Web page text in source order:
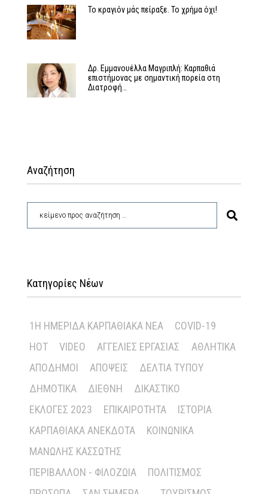
Το κραγιόν μάς πείραξε. Το χρήμα όχι!
Δρ. Εμμανουέλλα Μαγριπλή: Καρπαθιά
επιστήμονας με σημαντική πορεία στη
Διατροφή…
Αναζήτηση
Κατηγορίες Νέων
1Η ΗΜΕΡΊΔΑ ΚΑΡΠΑΘΙΑΚΆ ΝΈΑ
COVID-19
HOT
VIDEO ΑΓΓΕΛΊΕΣ ΕΡΓΑΣΊΑΣ
ΑΘΛΗΤΙΚΆ
ΑΠΌΔΗΜΟΙ
ΑΠΌΨΕΙΣ
ΔΕΛΤΊΑ ΤΎΠΟΥ
ΔΗΜΟΤΙΚΆ
ΔΙΕΘΝΉ
ΔΙΚΑΣΤΙΚΌ
ΕΚΛΟΓΈΣ 2023
ΕΠΙΚΑΙΡΌΤΗΤΑ
ΙΣΤΟΡΊΑ
ΚΑΡΠΑΘΙΑΚΆ ΑΝΈΚΔΟΤΑ
ΚΟΙΝΩΝΙΚΆ
ΜΑΝΏΛΗΣ ΚΑΣΣΏΤΗΣ
ΠΕΡΙΒΆΛΛΟΝ - ΦΙΛΟΖΩΊΑ
ΠΟΛΙΤΙΣΜΌΣ